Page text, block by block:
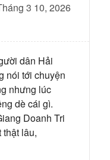
3 10, 2026
dân Hải
nói tới chuyện
nhưng lúc
dè cái gì.
Doanh Tri
lâu,